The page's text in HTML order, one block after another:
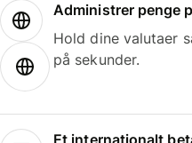
Administrer penge
Hold dine valutaer
på sekunder.
Et internationalt